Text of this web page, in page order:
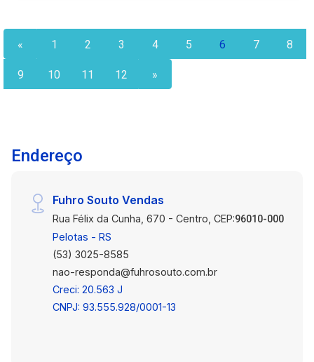
« 1 2 3 4 5 6 7 8
9 10 11 12 »
Endereço
Fuhro Souto Vendas
Rua Félix da Cunha, 670 - Centro, CEP:96010-000
Pelotas - RS
(53) 3025-8585
nao-responda@fuhrosouto.com.br
Creci: 20.563 J
CNPJ: 93.555.928/0001-13